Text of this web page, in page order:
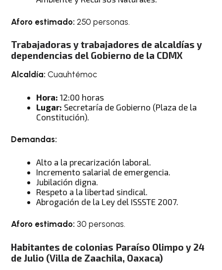
Aforo estimado: 250 personas.
Trabajadoras y trabajadores de alcaldías y
dependencias del Gobierno de la CDMX
Alcaldía: Cuauhtémoc
Hora: 12:00 horas
Lugar: Secretaría de Gobierno (Plaza de la
Constitución).
Demandas:
Alto a la precarización laboral.
Incremento salarial de emergencia.
Jubilación digna.
Respeto a la libertad sindical.
Abrogación de la Ley del ISSSTE 2007.
Aforo estimado: 30 personas.
Habitantes de colonias Paraíso Olimpo y 24
de Julio (Villa de Zaachila, Oaxaca)